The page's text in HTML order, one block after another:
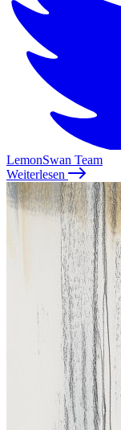
LemonSwan Team
Weiterlesen